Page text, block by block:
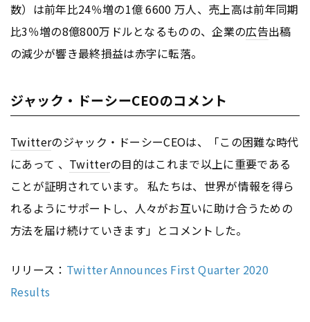
数）は前年比24％増の1億 6600 万人、売上高は前年同期
比3％増の8億800万ドルとなるものの、企業の広告出稿
の減少が響き最終損益は赤字に転落。
ジャック・ドーシーCEOのコメント
Twitterのジャック・ドーシーCEOは、「この困難な時代
にあって 、 Twitterの目的はこれまで以上に重要である
ことが証明されています。 私たちは、世界が情報を得ら
れるようにサポートし、人々がお互いに助け合うための
方法を届け続けていきます」とコメントした。
リリース： Twitter Announces First Quarter 2020
Results